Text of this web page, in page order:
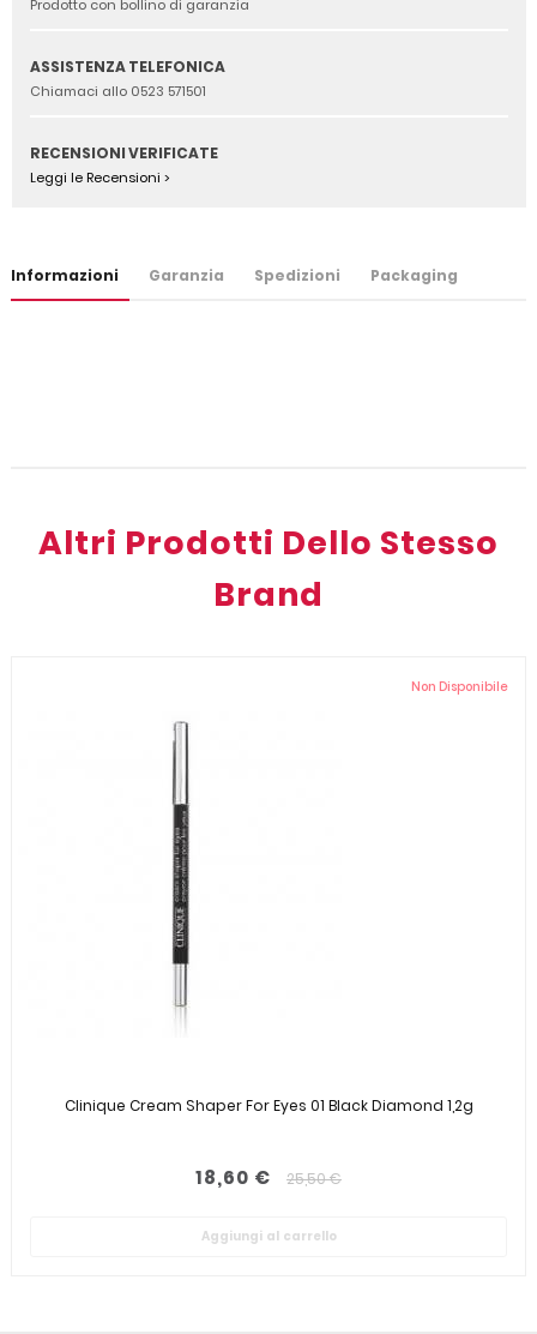
Prodotto con bollino di garanzia
ASSISTENZA TELEFONICA
Chiamaci allo 0523 571501
RECENSIONI VERIFICATE
Leggi le Recensioni >
Informazioni Garanzia Spedizioni Packaging
Altri Prodotti Dello Stesso
Brand
Non Disponibile
Clinique Cream Shaper For Eyes 01 Black Diamond 1,2g
18,60 € 25,50 €
Aggiungi al carrello